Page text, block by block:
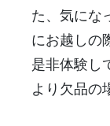
た、気にな
にお越しの
是非体験し
より欠品の